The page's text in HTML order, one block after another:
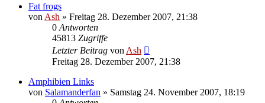
Fat frogs
von Ash » Freitag 28. Dezember 2007, 21:38
0 Antworten
45813 Zugriffe
Letzter Beitrag von Ash
Freitag 28. Dezember 2007, 21:38
Amphibien Links
von Salamanderfan » Samstag 24. November 2007, 18:19